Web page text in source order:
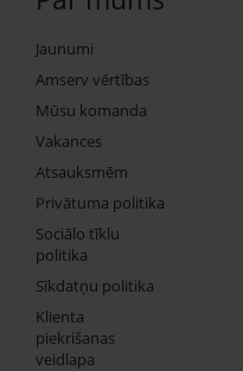
Jaunumi
Amserv vērtības
Mūsu komanda
Vakances
Atsauksmēm
Privātuma politika
Sociālo tīklu
politika
Sīkdatņu politika
Klienta
piekrišanas
veidlapa